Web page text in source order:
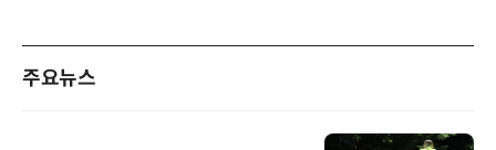
주요뉴스